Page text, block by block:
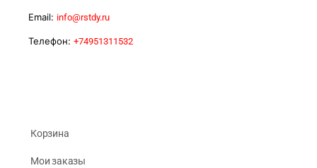
Email: info@rstdy.ru
Телефон: +74951311532
Корзина
Мои заказы